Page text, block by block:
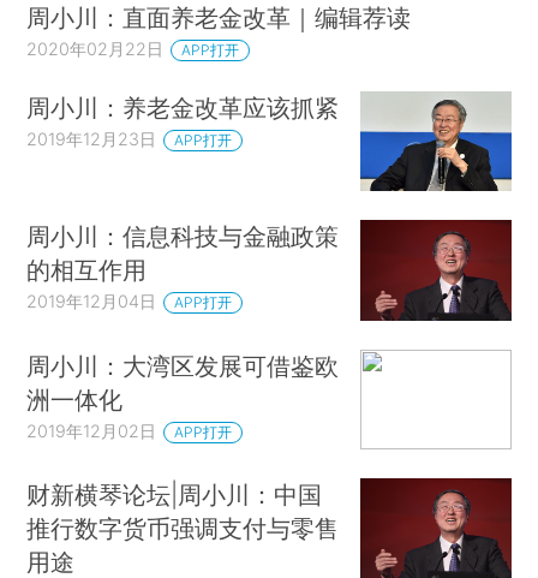
周小川：直面养老金改革｜编辑荐读
2020年02月22日 APP打开
周小川：养老金改革应该抓紧
2019年12月23日 APP打开
周小川：信息科技与金融政策
的相互作用
2019年12月04日 APP打开
周小川：大湾区发展可借鉴欧
洲一体化
2019年12月02日 APP打开
财新横琴论坛|周小川：中国
推行数字货币强调支付与零售
用途